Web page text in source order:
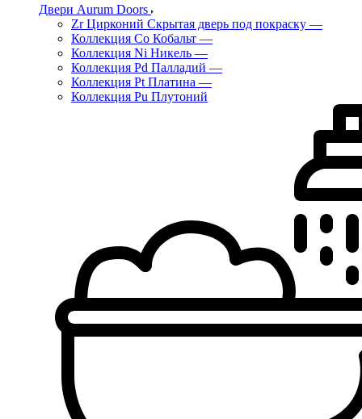
Двери Aurum Doors
Zr Цирконий Скрытая дверь под покраску —
Коллекция Co Кобальт —
Коллекция Ni Никель —
Коллекция Pd Палладий —
Коллекция Pt Платина —
Коллекция Pu Плутоний